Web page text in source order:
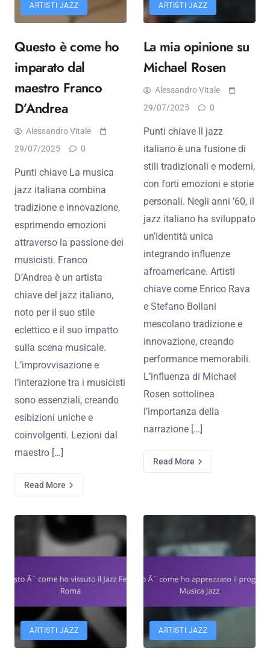
ARTISTI JAZZ
Questo è come ho
imparato dal
maestro Franco
D’Andrea
Alessandro Vitale
29/07/2025
0
Punti chiave La musica
jazz italiana combina
tradizione e innovazione,
esprimendo emozioni
attraverso la passione dei
musicisti. Franco
D’Andrea è un artista
chiave del jazz italiano,
noto per il suo stile
eclettico e il suo impatto
sulla scena musicale.
L’improvvisazione e
l’interazione tra i musicisti
sono essenziali, creando
esibizioni uniche e
coinvolgenti. Lezioni dal
maestro […]
Read More
ARTISTI JAZZ
La mia opinione su
Michael Rosen
Alessandro Vitale
29/07/2025
0
Punti chiave Il jazz
italiano è una fusione di
stili tradizionali e moderni,
con forti emozioni e storie
personali. Negli anni ’60, il
jazz italiano ha sviluppato
un’identità unica
integrando influenze
afroamericane. Artisti
chiave come Enrico Rava
e Stefano Bollani
mescolano tradizione e
innovazione, creando
performance memorabili.
L’influenza di Michael
Rosen sottolinea
l’importanza della
narrazione […]
Read More
ARTISTI JAZZ ARTISTI JAZZ